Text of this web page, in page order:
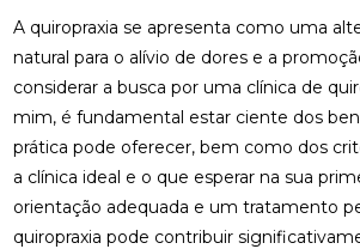
A quiropraxia se apresenta como uma
natural para o alívio de dores e a
considerar a busca por uma clínica de
mim, é fundamental estar ciente dos
prática pode oferecer, bem como dos
a clínica ideal e o que esperar na sua
orientação adequada e um tratamento
quiropraxia pode contribuir
FISIOTERAPIA: BENEFÍCIOS E IMPORTÂNCIA DA
REABILITAÇÃO FÍSICA
FISIOTERAPIA: BENEFÍCIOS E IMPORTÂNCIA PARA A
SUA SAÚDE
FISIOTERAPIA: BENEFÍCIOS E
MELHORES CLÍNICAS DE